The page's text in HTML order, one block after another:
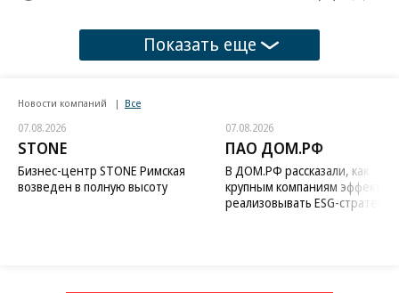
Показать еще
Новости компаний Все
07.08.2026
STONE
Бизнес-центр STONE Римская
возведен в полную высоту
07.08.2026
ПАО ДОМ.РФ
В ДОМ.РФ рассказали, как
крупным компаниям
реализовывать ESG-стратегию